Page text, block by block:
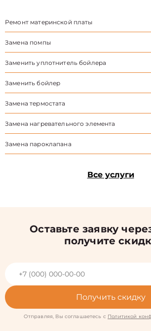
Ремонт материнской платы
Замена помпы
Заменить уплотнитель бойлера
Заменить бойлер
Замена термостата
Замена нагревательного элемента
Замена пароклапана
Все услуги
Оставьте заявку
получите
Получить скидку
Отправляя, Вы соглашаетесь с Политикой